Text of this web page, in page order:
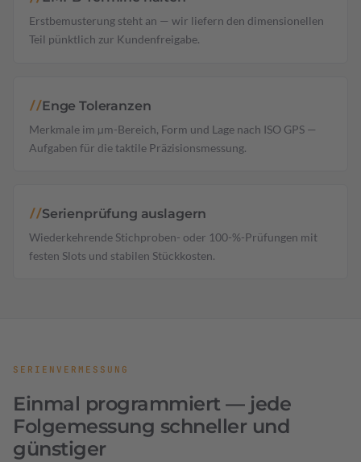
Erstbemusterung steht an — wir liefern den dimensionellen
Teil pünktlich zur Kundenfreigabe.
//Enge Toleranzen
Merkmale im µm-Bereich, Form und Lage nach ISO GPS —
Aufgaben für die taktile Präzisionsmessung.
//Serienprüfung auslagern
Wiederkehrende Stichproben- oder 100-%-Prüfungen mit
festen Slots und stabilen Stückkosten.
SERIENVERMESSUNG
Einmal programmiert — jede
Folgemessung schneller und
günstiger